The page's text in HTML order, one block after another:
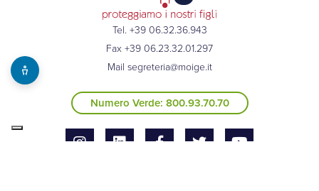
Tel. +39 06.32.36.943
Fax +39 06.23.32.01.297
Mail segreteria@moige.it
Numero Verde: 800.93.70.70